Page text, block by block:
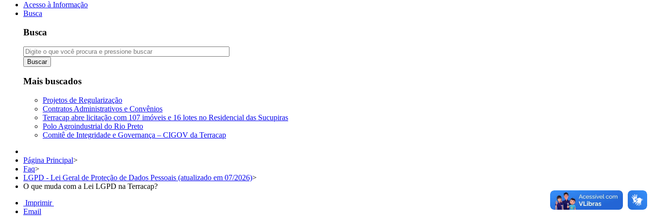
Acesso à Informação
Busca
Busca
Buscar
Mais buscados
Projetos de Regularização
Contratos Administrativos e Convênios
Terracap abre licitação com 107 imóveis e 16 lotes no Residencial das Sucupiras
Polo Agroindustrial do Rio Preto
Comitê de Integridade e Governança – CIGOV da Terracap
Página Principal>
Faq>
LGPD - Lei Geral de Proteção de Dados Pessoais (atualizado em 07/2026)>
O que muda com a Lei LGPD na Terracap?
Imprimir
Email